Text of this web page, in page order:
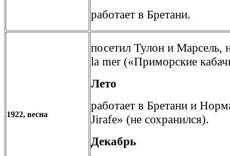
работает в Бретани.
1922, весна
посетил Тулон и Марсель,
la mer («Приморские
Лето
работает в Бретани и
Jirafe» (не сохранился).
Декабрь